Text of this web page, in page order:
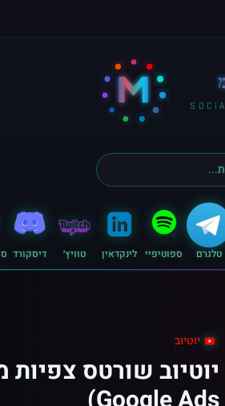
M
טלגרם ספוטיפיי לינקדאין טוויץ׳ דיסקורד
יוטיוב
יוטיוב שורטס צפיות